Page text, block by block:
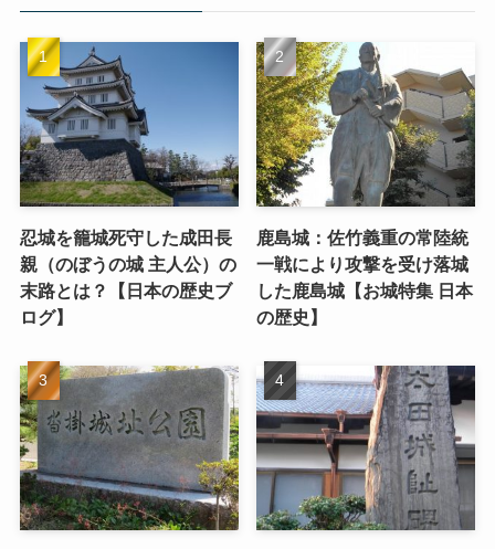
忍城を籠城死守した成田長
親（のぼうの城 主人公）の
末路とは？【日本の歴史ブ
ログ】
鹿島城：佐竹義重の常陸統
一戦により攻撃を受け落城
した鹿島城【お城特集 日本
の歴史】